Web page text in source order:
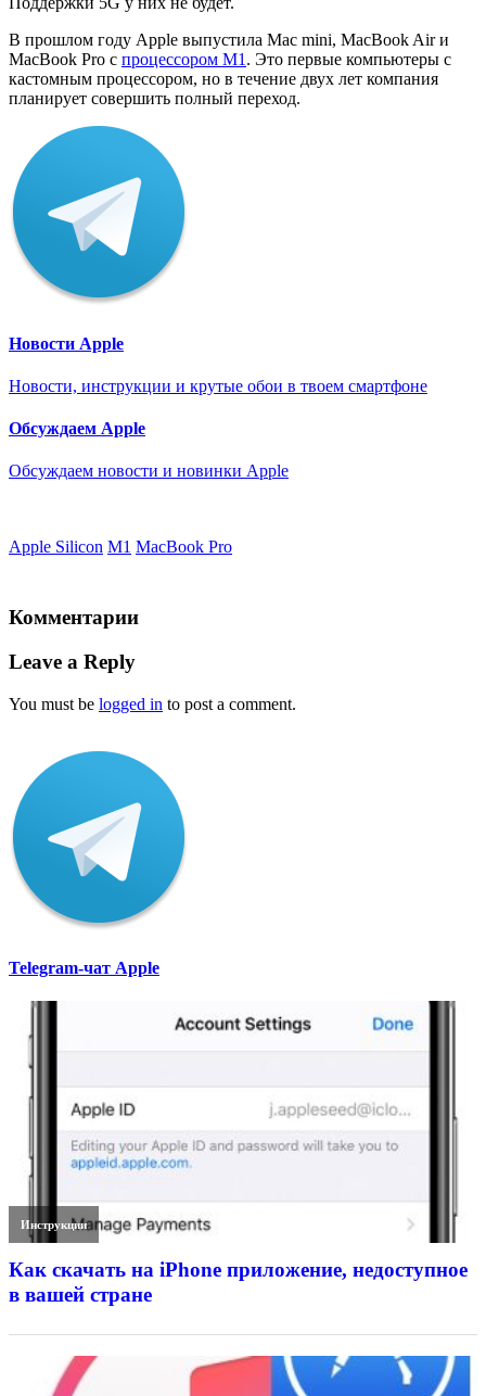
В прошлом году Apple выпустила Mac mini, MacBook Air и
MacBook Pro с процессором M1 . Это первые компьютеры с
кастомным процессором, но в течение двух лет компания
планирует совершить полный переход.
Новости Apple
Новости, инструкции и крутые обои в твоем смартфоне
Обсуждаем Apple
Обсуждаем новости и новинки Apple
Apple Silicon M1 MacBook Pro
Комментарии
Leave a Reply
You must be logged in to post a comment.
Telegram-чат Apple
Инструкции
Как скачать на iPhone приложение, недоступное
в вашей стране